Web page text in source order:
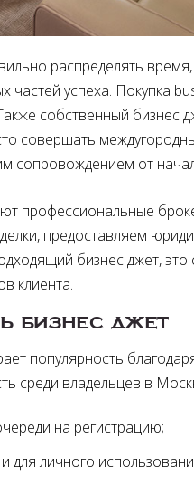
распределять
частей успеха. Покупка
собственный бизнес
совершать
сопровождением от
профессиональные
предоставляем
бизнес джет,
клиента.
бизнес джет
популярность
среди владельцев в
на регистрацию
для личного